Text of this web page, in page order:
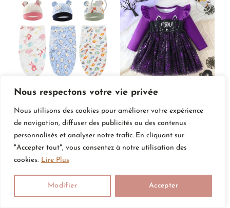
Nous respectons votre vie privée
Nous utilisons des cookies pour améliorer votre expérience
de navigation, diffuser des publicités ou des contenus
personnalisés et analyser notre trafic. En cliquant sur
"Accepter tout", vous consentez à notre utilisation des
cookies. Lire Plus
Modifier Accepter
Ajouter
à la
liste de
souhaits
Bébé
Ajouter
à la
liste de
souhaits
€24.90
à la
à la